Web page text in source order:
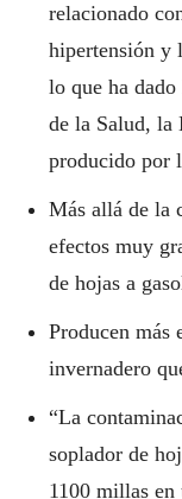
relacionado
hipertensión y
lo que ha
de la Salud, la
producido por
Más allá de la
efectos muy
de hojas a
Producen más
invernadero
“La
soplador de
1100 millas